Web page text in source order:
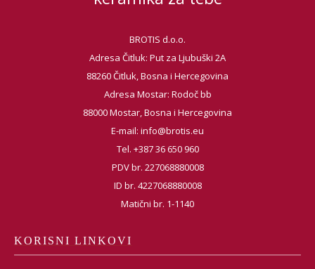
BROTIS d.o.o.
Adresa Čitluk: Put za Ljubuški 2A
88260 Čitluk, Bosna i Hercegovina
Adresa Mostar: Rodoč bb
88000 Mostar, Bosna i Hercegovina
E-mail: info@brotis.eu
Tel. +387 36 650 960
PDV br. 227068880008
ID br. 4227068880008
Matični br. 1-1140
KORISNI LINKOVI